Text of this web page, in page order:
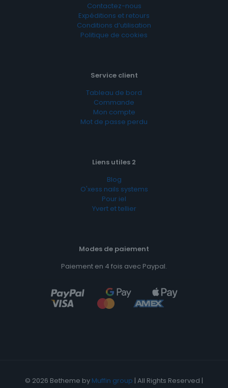
Contactez-nous
Expéditions et retours
Conditions d’utilisation
Politique de cookies
Service client
Tableau de bord
Commande
Mon compte
Mot de passe perdu
Liens utiles 2
Blog
O'xess nails systems
Pour iel
Yvert et tellier
Modes de paiement
Paiement en 4 fois avec Paypal.
© 2026 Betheme by Muffin group | All Rights Reserved |